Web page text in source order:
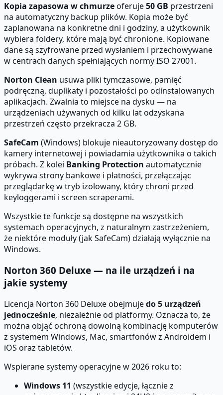
Kopia zapasowa w chmurzeoferuje50 GB przestrzeni
na automatyczny backup plików. Kopia może być
zaplanowana na konkretne dni i godziny, a użytkownik
wybiera foldery, które mają być chronione. Kopiowane
dane są szyfrowane przed wysłaniem i przechowywane
w centrach danych spełniających normy ISO 27001.
Norton Clean usuwa pliki tymczasowe, pamięć
podręczną, duplikaty i pozostałości po odinstalowanych
aplikacjach. Zwalnia to miejsce na dysku — na
urządzeniach używanych od kilku lat odzyskana
przestrzeń często przekracza 2 GB.
SafeCam (Windows) blokuje nieautoryzowany dostęp do
kamery internetowej i powiadamia użytkownika o takich
próbach. Z kolei Banking Protection automatycznie
wykrywa strony bankowe i płatności, przełączając
przeglądarkę w tryb izolowany, który chroni przed
keyloggerami i screen scraperami.
Wszystkie te funkcje są dostępne na wszystkich
systemach operacyjnych, z naturalnym zastrzeżeniem,
że niektóre moduły (jak SafeCam) działają wyłącznie na
Windows.
Norton 360 Deluxe — na ile urządzeń i na
jakie systemy
Licencja Norton 360 Deluxe obejmujedo 5 urządzeń
jednocześnie, niezależnie od platformy. Oznacza to, że
można objąć ochroną dowolną kombinację komputerów
z systemem Windows, Mac, smartfonów z Androidem i
iOS oraz tabletów.
Wspierane systemy operacyjne w 2026 roku to:
Windows 11 (wszystkie edycje, łącznie z